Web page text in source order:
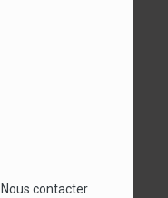
Nous contacter